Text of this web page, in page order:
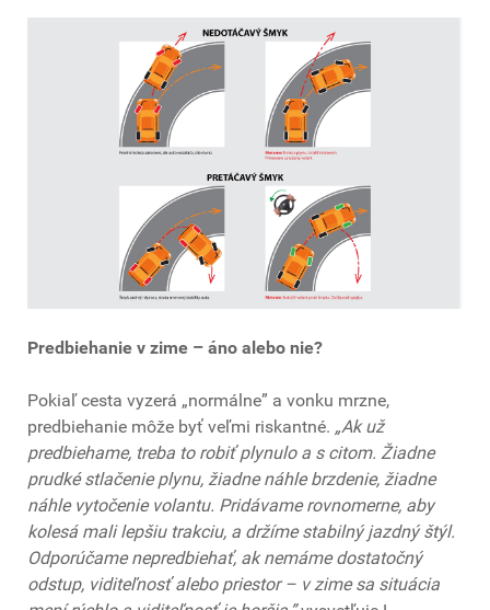
Predbiehanie v zime – áno alebo nie?
Pokiaľ cesta vyzerá „normálne” a vonku mrzne,
predbiehanie môže byť veľmi riskantné. „Ak už
predbiehame, treba to robiť plynulo a s citom. Žiadne
prudké stlačenie plynu, žiadne náhle brzdenie, žiadne
náhle vytočenie volantu. Pridávame rovnomerne, aby
kolesá mali lepšiu trakciu, a držíme stabilný jazdný štýl.
Odporúčame nepredbiehať, ak nemáme dostatočný
odstup, viditeľnosť alebo priestor – v zime sa situácia